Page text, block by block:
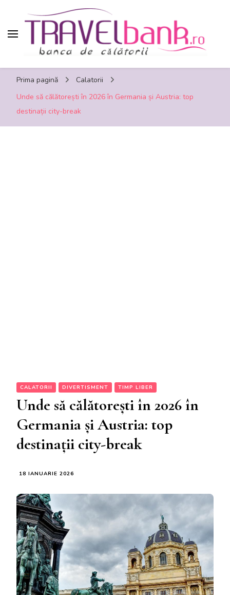
TravelBank.ro – calatorii, turism, distractie,
shopping, timp liber
Prima pagină
Calatorii
Unde să călătorești în 2026 în Germania și Austria: top
destinații city-break
CALATORII DIVERTISMENT TIMP LIBER
Unde să călătorești în 2026 în
Germania și Austria: top
destinații city-break
18 IANUARIE 2026